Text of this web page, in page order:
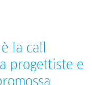
la call
progettiste e